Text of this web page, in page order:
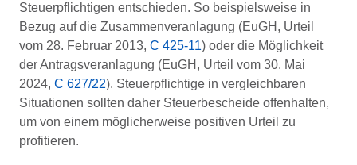
Steuerpflichtigen entschieden. So beispielsweise in
Bezug auf die Zusammenveranlagung (EuGH, Urteil
vom 28. Februar 2013, C 425-11) oder die Möglichkeit
der Antragsveranlagung (EuGH, Urteil vom 30. Mai
2024, C 627/22). Steuerpflichtige in vergleichbaren
Situationen sollten daher Steuerbescheide offenhalten,
um von einem möglicherweise positiven Urteil zu
profitieren.